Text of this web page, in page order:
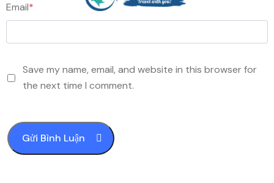
Email*
Save my name, email, and website in this browser for
the next time I comment.